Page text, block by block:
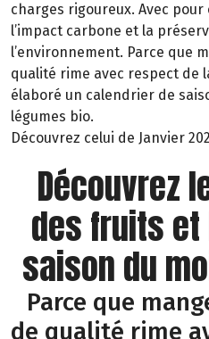
charges rigoureux. Avec
l’impact carbone et la
l’environnement. Parce que
qualité rime avec respect de
élaboré un calendrier de
légumes bio.
Découvrez celui de Janvier
Découvrez
des fruits
saison du
Parce que
de qualité rime